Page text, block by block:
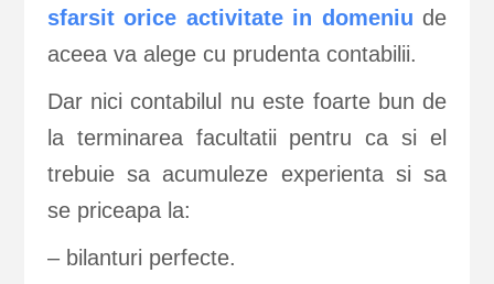
sfarsit orice activitate in domeniu de
aceea va alege cu prudenta contabilii.
Dar nici contabilul nu este foarte bun de
la terminarea facultatii pentru ca si el
trebuie sa acumuleze experienta si sa
se priceapa la:
– bilanturi perfecte.